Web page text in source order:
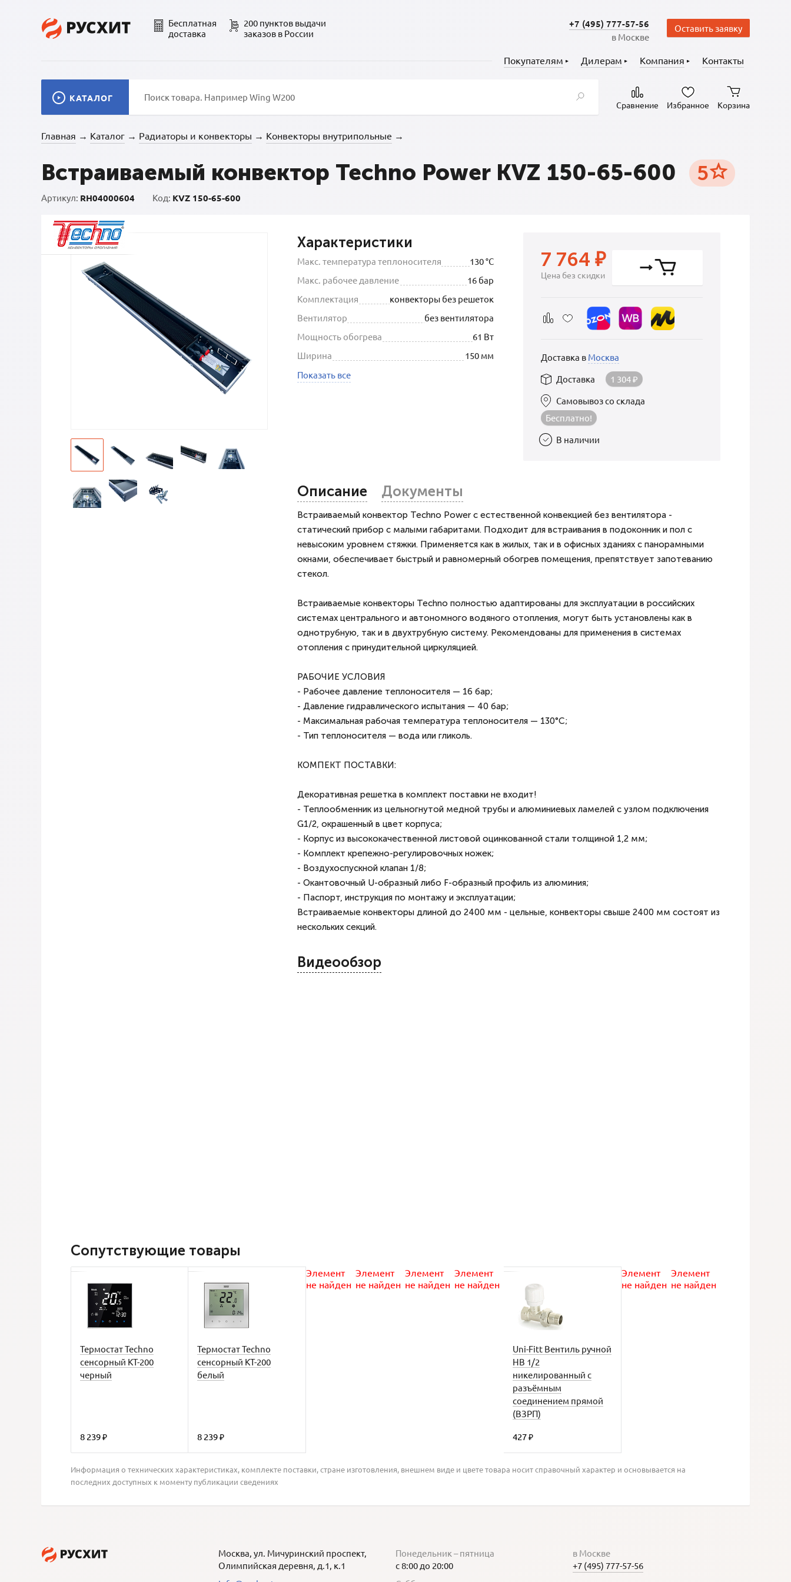
Бесплатная
доставка
200 пунктов выдачи
заказов в России
+7 (495) 777-57-56
в Москве
Оставить заявку
Покупателям Дилерам Компания Контакты
КАТАЛОГ
Сравнение Избранное Корзина
Главная → Каталог → Радиаторы и конвекторы → Конвекторы внутрипольные →
Встраиваемый конвектор Techno Power KVZ 150-65-600 5
Артикул: RH04000604 Код: KVZ 150-65-600
Характеристики
Макс. температура теплоносителя
130 °C
Макс. рабочее давление
16 бар
Комплектация
конвекторы без решеток
Вентилятор
без вентилятора
Мощность обогрева
61 Вт
Ширина
150 мм
Показать все
7 764₽
Цена без скидки
Доставка в Москва
Доставка
1 304₽
Самовывоз со склада
Бесплатно!
В наличии
Описание Документы
Встраиваемый конвектор Techno Power с естественной конвекцией без вентилятора -
статический прибор с малыми габаритами. Подходит для встраивания в подоконник и пол с
невысоким уровнем стяжки. Применяется как в жилых, так и в офисных зданиях с панорамными
окнами, обеспечивает быстрый и равномерный обогрев помещения, препятствует запотеванию
стекол.
Встраиваемые конвекторы Techno полностью адаптированы для эксплуатации в российских
системах центрального и автономного водяного отопления, могут быть установлены как в
однотрубную, так и в двухтрубную систему. Рекомендованы для применения в системах
отопления с принудительной циркуляцией.
РАБОЧИЕ УСЛОВИЯ
- Рабочее давление теплоносителя — 16 бар;
- Давление гидравлического испытания — 40 бар;
- Максимальная рабочая температура теплоносителя — 130°С;
- Тип теплоносителя — вода или гликоль.
КОМПЕКТ ПОСТАВКИ:
Декоративная решетка в комплект поставки не входит!
- Теплообменник из цельногнутой медной трубы и алюминиевых ламелей с узлом подключения
G1/2, окрашенный в цвет корпуса;
- Корпус из высококачественной листовой оцинкованной стали толщиной 1,2 мм;
- Комплект крепежно-регулировочных ножек;
- Воздухоспускной клапан 1/8;
- Окантовочный U-образный либо F-образный профиль из алюминия;
- Паспорт, инструкция по монтажу и эксплуатации;
Встраиваемые конвекторы длиной до 2400 мм - цельные, конвекторы свыше 2400 мм состоят из
нескольких секций.
Видеообзор
Сопутствующие товары
Термостат Techno
сенсорный КТ-200
черный
8 239₽
Термостат Techno
сенсорный КТ-200
белый
8 239₽
Элемент
не найден
Элемент
не найден
Элемент
не найден
Элемент
не найден
Uni-Fitt Вентиль ручной
HВ 1/2
никелированный с
разъёмным
соединением прямой
(ВЗРП)
427₽
Элемент
не найден
Элемент
не найден
Информация о технических характеристиках, комплекте поставки, стране изготовления, внешнем виде и цвете товара носит справочный характер и основывается на
последних доступных к моменту публикации сведениях
Москва, ул. Мичуринский проспект,
Олимпийская деревня, д.1, к.1
Понедельник – пятница
с 8:00 до 20:00
в Москве
+7 (495) 777-57-56